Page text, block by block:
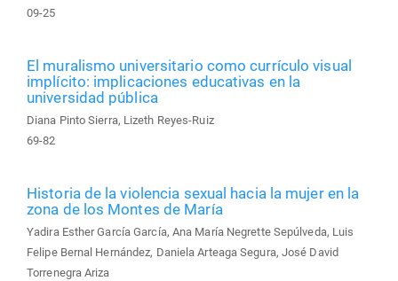
09-25
El muralismo universitario como currículo visual
implícito: implicaciones educativas en la
universidad pública
Diana Pinto Sierra, Lizeth Reyes-Ruiz
69-82
Historia de la violencia sexual hacia la mujer en la
zona de los Montes de María
Yadira Esther García García, Ana María Negrette Sepúlveda, Luis
Felipe Bernal Hernández, Daniela Arteaga Segura, José David
Torrenegra Ariza